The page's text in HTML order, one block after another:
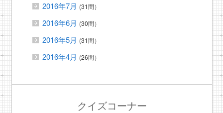
2016年7月 (31問）
2016年6月 (30問）
2016年5月 (31問）
2016年4月 (26問）
クイズコーナー